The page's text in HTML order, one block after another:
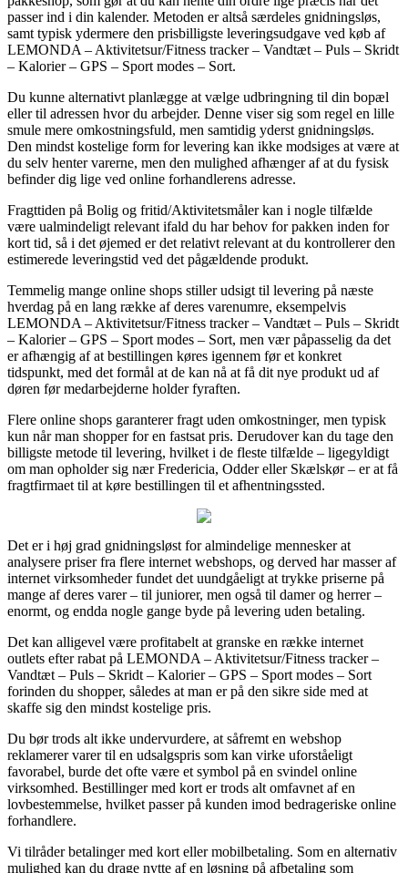
passer ind i din kalender. Metoden er altså særdeles gnidningsløs,
samt typisk ydermere den prisbilligste leveringsudgave ved køb af
LEMONDA – Aktivitetsur/Fitness tracker – Vandtæt – Puls – Skridt
– Kalorier – GPS – Sport modes – Sort.
Du kunne alternativt planlægge at vælge udbringning til din bopæl
eller til adressen hvor du arbejder. Denne viser sig som regel en lille
smule mere omkostningsfuld, men samtidig yderst gnidningsløs.
Den mindst kostelige form for levering kan ikke modsiges at være at
du selv henter varerne, men den mulighed afhænger af at du fysisk
befinder dig lige ved online forhandlerens adresse.
Fragttiden på Bolig og fritid/Aktivitetsmåler kan i nogle tilfælde
være ualmindeligt relevant ifald du har behov for pakken inden for
kort tid, så i det øjemed er det relativt relevant at du kontrollerer den
estimerede leveringstid ved det pågældende produkt.
Temmelig mange online shops stiller udsigt til levering på næste
hverdag på en lang række af deres varenumre, eksempelvis
LEMONDA – Aktivitetsur/Fitness tracker – Vandtæt – Puls – Skridt
– Kalorier – GPS – Sport modes – Sort, men vær påpasselig da det
er afhængig af at bestillingen køres igennem før et konkret
tidspunkt, med det formål at de kan nå at få dit nye produkt ud af
døren før medarbejderne holder fyraften.
Flere online shops garanterer fragt uden omkostninger, men typisk
kun når man shopper for en fastsat pris. Derudover kan du tage den
billigste metode til levering, hvilket i de fleste tilfælde – ligegyldigt
om man opholder sig nær Fredericia, Odder eller Skælskør – er at få
fragtfirmaet til at køre bestillingen til et afhentningssted.
Det er i høj grad gnidningsløst for almindelige mennesker at
analysere priser fra flere internet webshops, og derved har masser af
internet virksomheder fundet det uundgåeligt at trykke priserne på
mange af deres varer – til juniorer, men også til damer og herrer –
enormt, og endda nogle gange byde på levering uden betaling.
Det kan alligevel være profitabelt at granske en række internet
outlets efter rabat på LEMONDA – Aktivitetsur/Fitness tracker –
Vandtæt – Puls – Skridt – Kalorier – GPS – Sport modes – Sort
forinden du shopper, således at man er på den sikre side med at
skaffe sig den mindst kostelige pris.
Du bør trods alt ikke undervurdere, at såfremt en webshop
reklamerer varer til en udsalgspris som kan virke uforståeligt
favorabel, burde det ofte være et symbol på en svindel online
virksomhed. Bestillinger med kort er trods alt omfavnet af en
lovbestemmelse, hvilket passer på kunden imod bedrageriske online
forhandlere.
Vi tilråder betalinger med kort eller mobilbetaling. Som en alternativ
mulighed kan du drage nytte af en løsning på afbetaling som